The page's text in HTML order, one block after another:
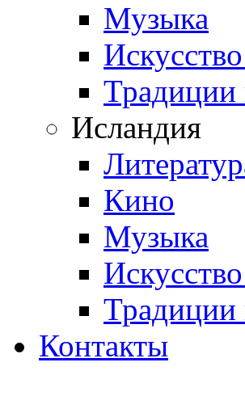
Музыка
Традиции
Исландия
Кино
Музыка
Традиции
Контакты